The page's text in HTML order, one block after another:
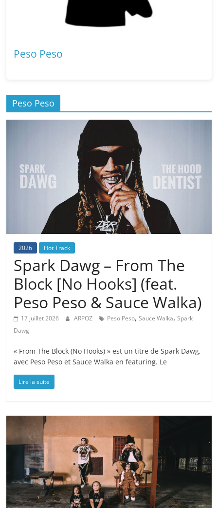
Peso Peso
Peso Peso
2026 Hot Track
Spark Dawg – From The
Block [No Hooks] (feat.
Peso Peso & Sauce Walka)
17 juillet 2026 ARPOZ Peso Peso,Sauce Walka,Spark
Dawg
« From The Block (No Hooks) » est un titre de Spark Dawg,
avec Peso Peso et Sauce Walka en featuring. Le
Lire la suite